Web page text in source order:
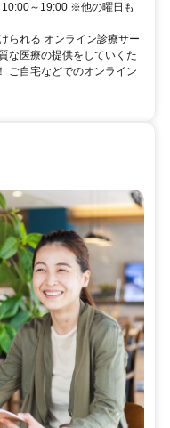
10:00～19:00 ※他の曜日も
られる オンライン診療サー
な医療の提供をしていくた
ご自宅などでのオンライン